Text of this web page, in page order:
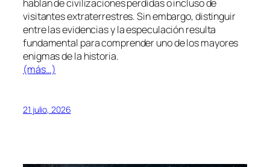
hablan de civilizaciones perdidas o incluso de
visitantes extraterrestres. Sin embargo, distinguir
entre las evidencias y la especulación resulta
fundamental para comprender uno de los mayores
enigmas de la historia.
(más…)
21 julio, 2026